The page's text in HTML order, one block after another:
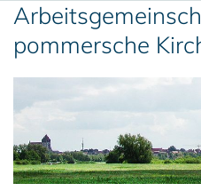
pommersche